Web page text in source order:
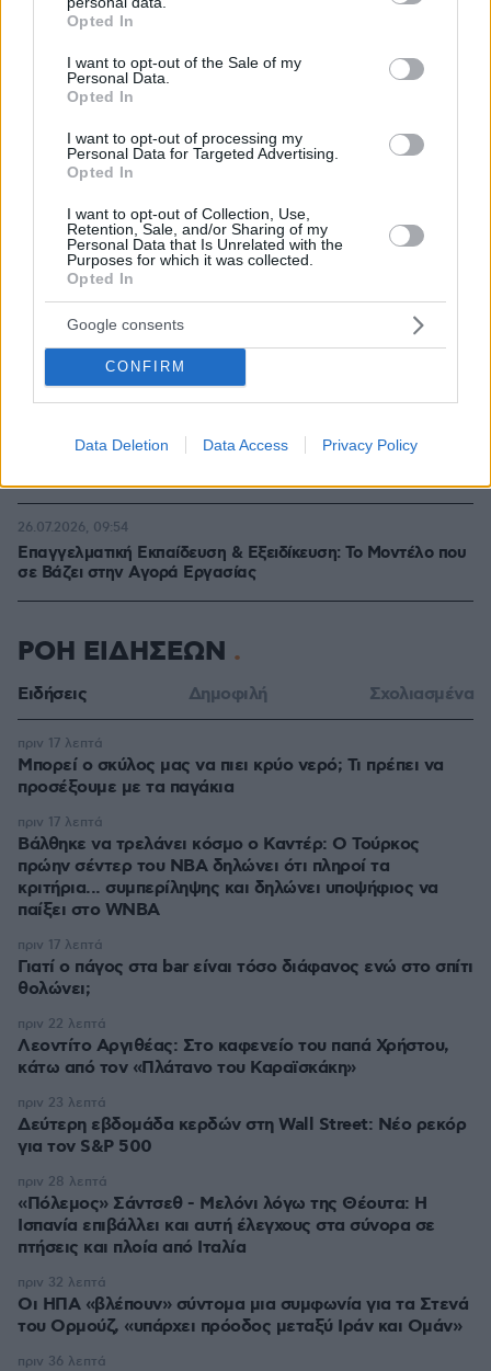
grant or deny consent to Google and its third-party tags to
use your data for below specified purposes in below Google
consent section.
Opted In
I want to opt-out of the Sale of my
Personal Data.
Opted In
I want to opt-out of processing my
Personal Data for Targeted Advertising.
Opted In
I want to opt-out of Collection, Use,
Retention, Sale, and/or Sharing of my
Personal Data that Is Unrelated with the
Purposes for which it was collected.
Opted In
Google consents
CONFIRM
Data Deletion Data Access Privacy Policy
Το μέλλον της τεχνολογίας
27.07.2026, 06:00
03.08.2026, 10:56
Επαγγελματική Εκπαίδευση & Εξειδίκευση: Το Mοντέλο που
σε Bάζει στην Aγορά Eργασίας
26.07.2026, 09:54
ΡΟΗ ΕΙΔΗΣΕΩΝ
Ειδήσεις Δημοφιλή Σχολιασμένα
Μπορεί ο σκύλος μας να πιει κρύο νερό; Τι πρέπει να
προσέξουμε με τα παγάκια
πριν 17 λεπτά
Βάλθηκε να τρελάνει κόσμο ο Καντέρ: Ο Τούρκος
πρώην σέντερ του NBA δηλώνει ότι πληροί τα
κριτήρια... συμπερίληψης και δηλώνει υποψήφιος να
παίξει στο WNBA
πριν 17 λεπτά
Γιατί ο πάγος στα bar είναι τόσο διάφανος ενώ στο σπίτι
θολώνει;
πριν 17 λεπτά
Λεοντίτο Αργιθέας: Στο καφενείο του παπά Χρήστου,
κάτω από τον «Πλάτανο του Καραϊσκάκη»
πριν 22 λεπτά
Δεύτερη εβδομάδα κερδών στη Wall Street: Νέο ρεκόρ
για τον S&P 500
πριν 23 λεπτά
«Πόλεμος» Σάντσεθ - Μελόνι λόγω της Θέουτα: Η
Ισπανία επιβάλλει και αυτή έλεγχους στα σύνορα σε
πτήσεις και πλοία από Ιταλία
πριν 28 λεπτά
Οι ΗΠΑ «βλέπουν» σύντομα μια συμφωνία για τα Στενά
του Ορμούζ, «υπάρχει πρόοδος μεταξύ Ιράν και Ομάν»
πριν 32 λεπτά
πριν 36 λεπτά